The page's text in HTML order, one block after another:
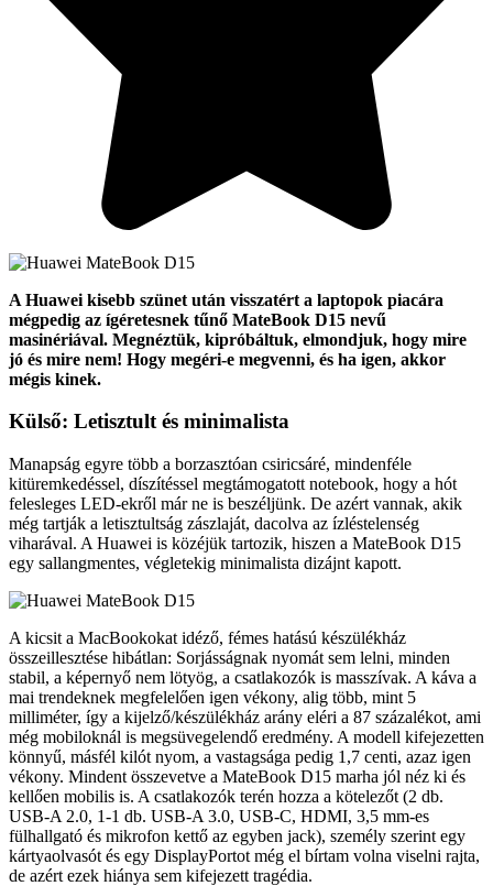
A Huawei kisebb szünet után visszatért a laptopok piacára
mégpedig az ígéretesnek tűnő MateBook D15 nevű
masinériával. Megnéztük, kipróbáltuk, elmondjuk, hogy mire
jó és mire nem! Hogy megéri-e megvenni, és ha igen, akkor
mégis kinek.
Külső: Letisztult és minimalista
Manapság egyre több a borzasztóan csiricsáré, mindenféle
kitüremkedéssel, díszítéssel megtámogatott notebook, hogy a hót
felesleges LED-ekről már ne is beszéljünk. De azért vannak, akik
még tartják a letisztultság zászlaját, dacolva az ízléstelenség
viharával. A Huawei is közéjük tartozik, hiszen a MateBook D15
egy sallangmentes, végletekig minimalista dizájnt kapott.
A kicsit a MacBookokat idéző, fémes hatású készülékház
összeillesztése hibátlan: Sorjásságnak nyomát sem lelni, minden
stabil, a képernyő nem lötyög, a csatlakozók is masszívak. A káva a
mai trendeknek megfelelően igen vékony, alig több, mint 5
milliméter, így a kijelző/készülékház arány eléri a 87 százalékot, ami
még mobiloknál is megsüvegelendő eredmény. A modell kifejezetten
könnyű, másfél kilót nyom, a vastagsága pedig 1,7 centi, azaz igen
vékony. Mindent összevetve a MateBook D15 marha jól néz ki és
kellően mobilis is. A csatlakozók terén hozza a kötelezőt (2 db.
USB-A 2.0, 1-1 db. USB-A 3.0, USB-C, HDMI, 3,5 mm-es
fülhallgató és mikrofon kettő az egyben jack), személy szerint egy
kártyaolvasót és egy DisplayPortot még el bírtam volna viselni rajta,
de azért ezek hiánya sem kifejezett tragédia.